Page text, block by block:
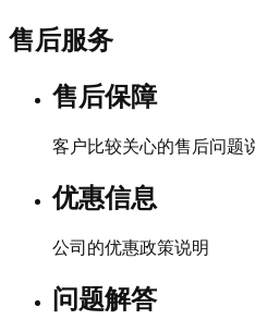
售后服务
售后保障
客户比较关心的售后问题
优惠信息
公司的优惠政策说明
问题解答